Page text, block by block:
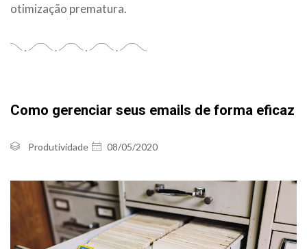
otimização prematura.
Como gerenciar seus emails de forma eficaz
Produtividade 08/05/2020